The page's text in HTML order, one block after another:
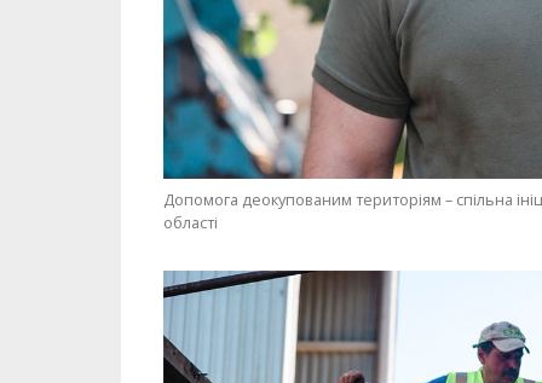
Допомога деокупованим територіям – спільна
області